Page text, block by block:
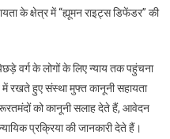
के क्षेत्र में “ह्यूमन राइट्स डिफेंडर” की
वर्ग के लोगों के लिए न्याय तक पहुंचना
रखते हुए संस्था मुफ्त कानूनी सहायता
को कानूनी सलाह देते हैं, आवेदन
प्रक्रिया की जानकारी देते हैं।